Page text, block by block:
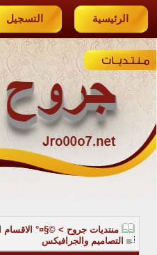
الرئيسية التسجيل
منتديات جروح > ©§¤° الاقسام
التصاميم والجرافيكس